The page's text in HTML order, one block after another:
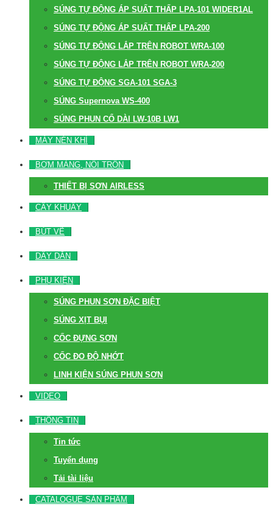
SÚNG TỰ ĐỘNG ÁP SUẤT THẤP LPA-101 WIDER1AL
SÚNG TỰ ĐỘNG ÁP SUẤT THẤP LPA-200
SÚNG TỰ ĐỘNG LẮP TRÊN ROBOT WRA-100
SÚNG TỰ ĐỘNG LẮP TRÊN ROBOT WRA-200
SÚNG TỰ ĐỘNG SGA-101 SGA-3
SÚNG Supernova WS-400
SÚNG PHUN CỔ DÀI LW-10B LW1
MÁY NÉN KHÍ
BƠM MÀNG, NỒI TRỘN
THIẾT BỊ SƠN AIRLESS
CÂY KHUẤY
BÚT VẼ
DÂY DẪN
PHỤ KIỆN
SÚNG PHUN SƠN ĐẶC BIỆT
SÚNG XỊT BỤI
CỐC ĐỰNG SƠN
CỐC ĐO ĐỘ NHỚT
LINH KIỆN SÚNG PHUN SƠN
VIDEO
THÔNG TIN
Tin tức
Tuyển dụng
Tải tài liệu
CATALOGUE SẢN PHẨM